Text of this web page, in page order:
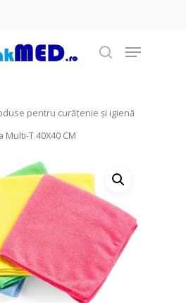
or ESC to close
pentru curățenie şi igienă
T 40X40 CM